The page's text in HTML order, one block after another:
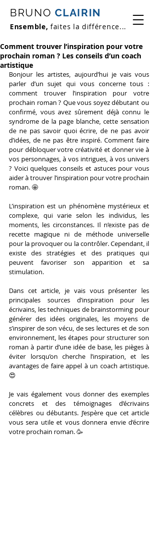
BRUNO CLAIRIN
Ensemble, faites la différence...
Comment trouver l’inspiration pour votre
prochain roman ? Les conseils d’un coach
artistique
Bonjour les artistes, aujourd’hui je vais vous
parler d’un sujet qui vous concerne tous :
comment trouver l’inspiration pour votre
prochain roman ? Que vous soyez débutant ou
confirmé, vous avez sûrement déjà connu le
syndrome de la page blanche, cette sensation
de ne pas savoir quoi écrire, de ne pas avoir
d’idées, de ne pas être inspiré. Comment faire
pour débloquer votre créativité et donner vie à
vos personnages, à vos intrigues, à vos univers
? Voici quelques conseils et astuces pour vous
aider à trouver l’inspiration pour votre prochain
roman. 🤩
L’inspiration est un phénomène mystérieux et
complexe, qui varie selon les individus, les
moments, les circonstances. Il n’existe pas de
recette magique ni de méthode universelle
pour la provoquer ou la contrôler. Cependant, il
existe des stratégies et des pratiques qui
peuvent favoriser son apparition et sa
stimulation.
Dans cet article, je vais vous présenter les
principales sources d’inspiration pour les
écrivains, les techniques de brainstorming pour
générer des idées originales, les moyens de
s’inspirer de son vécu, de ses lectures et de son
environnement, les étapes pour structurer son
roman à partir d’une idée de base, les pièges à
éviter lorsqu’on cherche l’inspiration, et les
avantages de faire appel à un coach artistique.
😍
Je vais également vous donner des exemples
concrets et des témoignages d’écrivains
célèbres ou débutants. J’espère que cet article
vous sera utile et vous donnera envie d’écrire
votre prochain roman. 🥳